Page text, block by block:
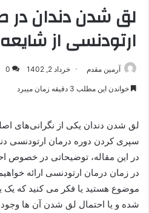
لق شدن دندان در
ارتودنسی از
آرمین مقدم خرداد 2, 1402 0
خواندن این مطلب 3 دقیقه زمان میبرد
لق شدن دندان یکی از نگرانی‌های
سپری کردن دوره درمان ارتودنسی
در این مقاله، توضیحاتی در خصوص
در زمان درمان ارتودنسی ارائه
موضوع هستید یا فکر می‌ کنید که یک
شده و یا احتمال لق شدن آن ها وجود